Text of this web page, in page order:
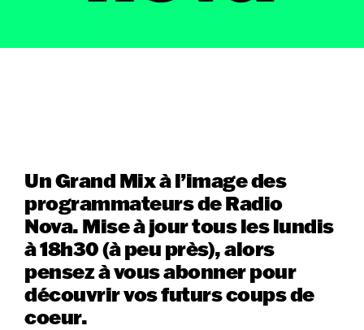
Un Grand Mix à l’image des
programmateurs de Radio
Nova. Mise à jour tous les lundis
à 18h30 (à peu près), alors
pensez à vous abonner pour
découvrir vos futurs coups de
coeur.